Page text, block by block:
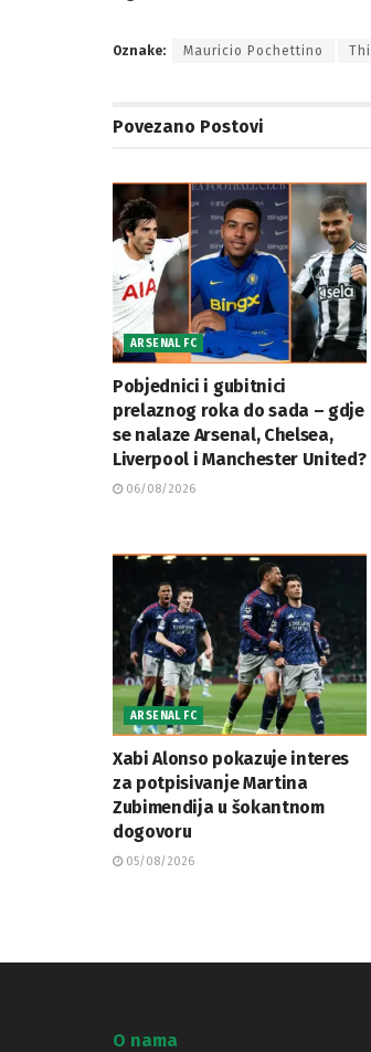
Oznake: Mauricio Pochettino
Povezano Postovi
ARSENAL FC
Pobjednici i gubitnici
prelaznog roka do sada – gdje
se nalaze Arsenal, Chelsea,
Liverpool i Manchester United?
06/08/2026
ARSENAL FC
Xabi Alonso pokazuje interes
za potpisivanje Martina
Zubimendija u šokantnom
dogovoru
05/08/2026
O nama